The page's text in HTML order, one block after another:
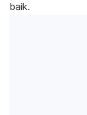
baik.